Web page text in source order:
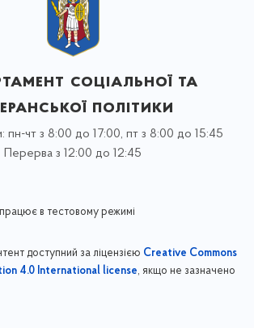
соціальної та
політики
пн-чт з 8:00 до 17:00, пт з 8:00 до 15:45
Перерва з 12:00 до 12:45
працює в тестовому режимі
доступний за ліцензією Creative Commons
4.0 International license, якщо не зазначено